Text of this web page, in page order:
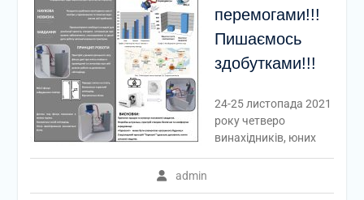
перемогами!!!
Пишаємось
здобутками!!!
admin
24-25 листопада 2021
року четверо
винахідників, юних